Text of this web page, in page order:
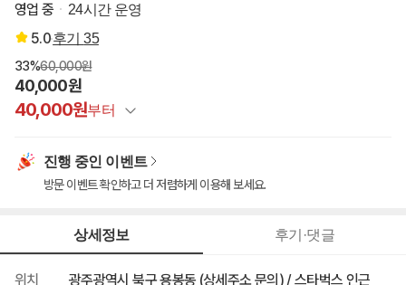
영업 중 24시간 운영
5.0후기35
33%60,000원
40,000원
40,000원부터
건마에반하다 특별할인
이벤트 할인
최종 혜택가 40,000원
진행 중인 이벤트
방문 이벤트 확인하고 더 저렴하게 이용해 보세요.
상세정보 후기·댓글
위치
광주광역시 북구 용봉동 (상세주소 문의) / 스타벅스 인근